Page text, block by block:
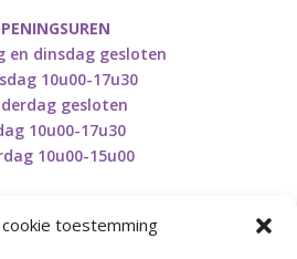
toestemming
en dinsdag gesloten
10u00-17u30
gesloten
10u00-17u30
10u00-15u00